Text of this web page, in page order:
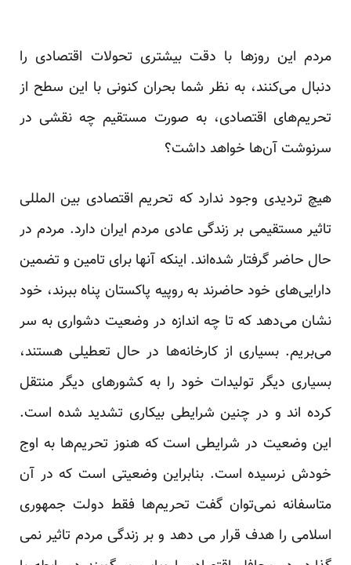
مردم این روز‌ها با دقت بیشتری تحولات اقتصادی را
دنبال می‌کنند، به نظر شما بحران کنونی با این سطح از
تحریم‌های اقتصادی، به صورت مستقیم چه نقشی در
سرنوشت آن‌ها خواهد داشت؟
هیچ تردیدی وجود ندارد که تحریم اقتصادی بین المللی
تاثیر مستقیمی بر زندگی عادی مردم ایران دارد. مردم در
حال حاضر گرفتار شده‌اند. اینکه آنها برای تامین و تضمین
دارایی‌های خود حاضرند به روپیه پاکستان پناه ببرند، خود
نشان می‌دهد که تا چه اندازه در وضعیت دشواری به سر
می‌بریم. بسیاری از کارخانه‌ها در حال تعطیلی هستند،
بسیاری دیگر تولیدات خود را به کشورهای دیگر منتقل
کرده اند و در چنین شرایطی بیکاری تشدید شده است.
این وضعیت در شرایطی است که هنوز تحریم‌ها به اوج
خودش نرسیده است. بنابراین وضعیتی است که در آن
متاسفانه نمی‌توان گفت تحریم‌ها فقط دولت جمهوری
اسلامی را هدف قرار می دهد و بر زندگی مردم تاثیر نمی